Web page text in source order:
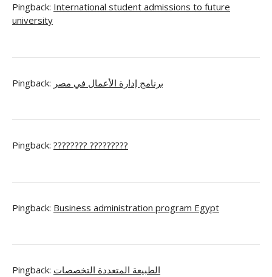
Pingback: International student admissions to future
university
Pingback: برنامج إدارة الأعمال في مصر
Pingback: ???????? ?????????
Pingback: Business administration program Egypt
Pingback: الطبيعة المتعددة التخصصات